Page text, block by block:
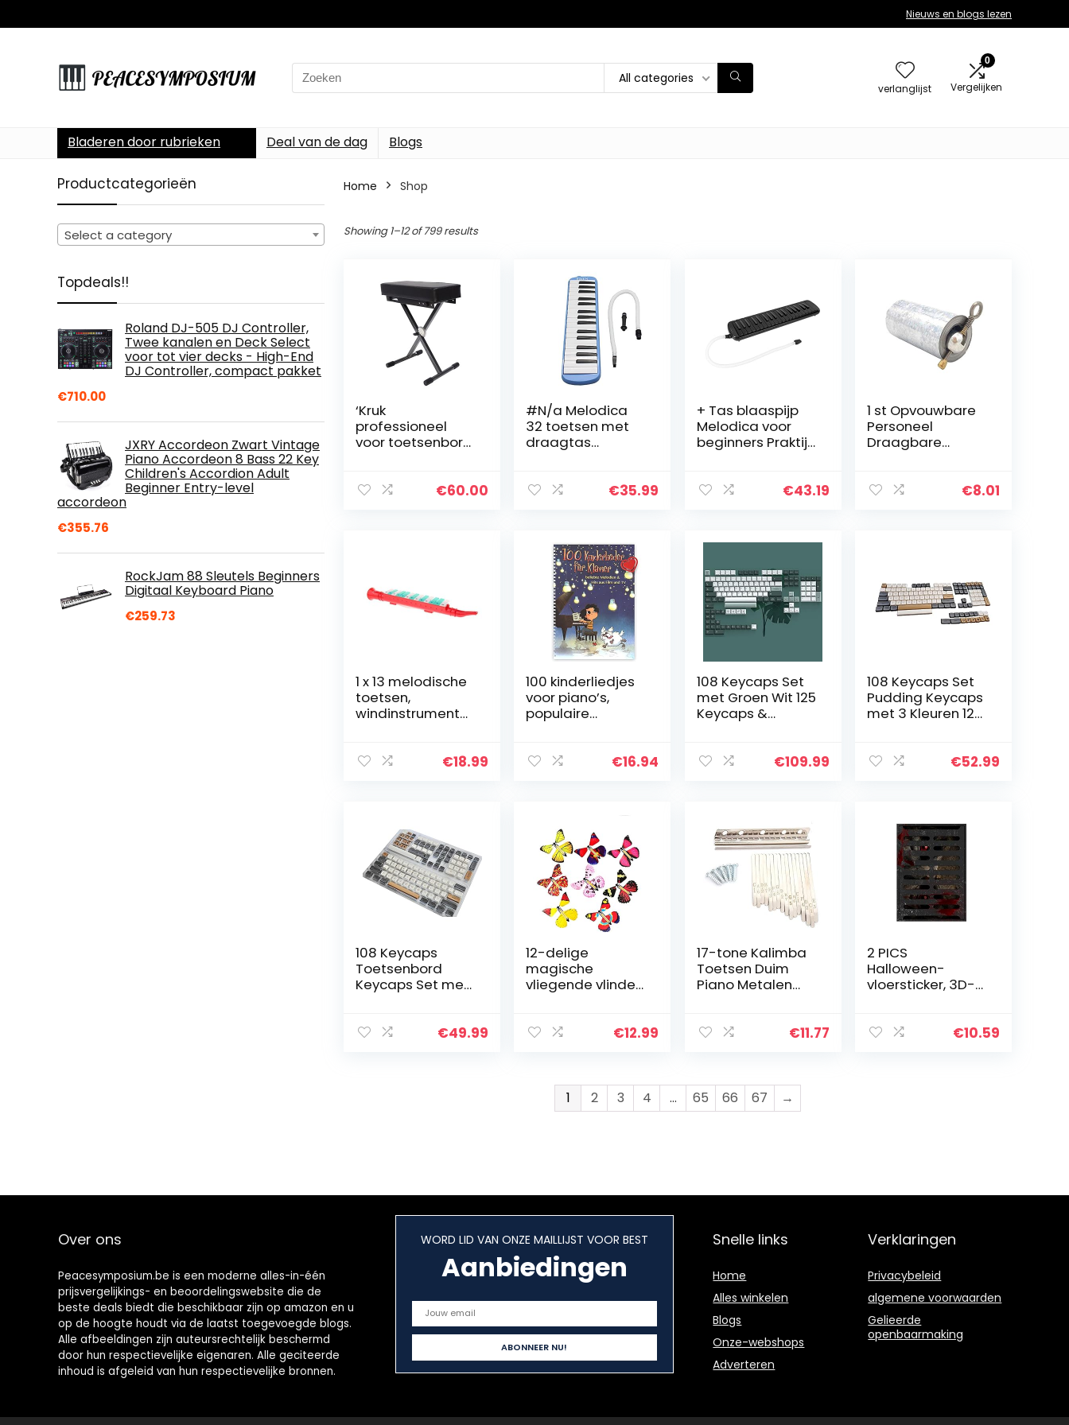
Nieuws en blogs lezen
Search
for:
All categories
verlanglijst
0
Vergelijken
Bladeren door rubrieken Deal van de dag Blogs
Productcategorieën
Select a category
Topdeals!!
Roland DJ-505 DJ Controller,
Twee kanalen en Deck Select
voor tot vier decks - High-End
DJ Controller, compact pakket
€710.00
JXRY Accordeon Zwart Vintage
Piano Accordeon 8 Bass 22 Key
Children's Accordion Adult
Beginner Entry-level
accordeon
€355.76
RockJam 88 Sleutels Beginners
Digitaal Keyboard Piano
€259.73
Home Shop
Showing 1–12 of 799 results
‘Kruk
professioneel
voor toetsenbord
Lock,
€60.00
#N/a Melodica
32 toetsen met
draagtas
groen – blauw
€35.99
+ Tas blaaspijp
Melodica voor
beginners Praktijk
s(black)
€43.19
1 st Opvouwbare
Personeel
Draagbare
Pocket Personeel
€8.01
1 x 13 melodische
toetsen,
windinstrument
s, rood, 440 x 50 x
€18.99
100 kinderliedjes
voor piano’s,
populaire
notities,
muziekclip – ISBN:
9783954561971
€16.94
108 Keycaps Set
met Groen Wit 125
Keycaps &
Effect OEM
€109.99
108 Keycaps Set
Pudding Keycaps
met 3 Kleuren 125
Hoogte Robuust
€52.99
108 Keycaps
Toetsenbord
Keycaps Set met
Keycap Puller DSA
€49.99
12-delige
magische
vliegende vlinder,
vlinderkaart,
cadeaubonnen
(willekeurige
€12.99
17-tone Kalimba
Toetsen Duim
Piano Metalen
Percussie Sleutel
€11.77
2 PICS
Halloween-
vloersticker, 3D-
spookstickers€10.59
1 2 3 4 … 65 66 67 →
Over ons
Peacesymposium.be is een moderne alles-in-één
prijsvergelijkings- en beoordelingswebsite die de
beste deals biedt die beschikbaar zijn op amazon en u
op de hoogte houdt via de laatst toegevoegde blogs.
Alle afbeeldingen zijn auteursrechtelijk beschermd
door hun respectievelijke eigenaren. Alle geciteerde
inhoud is afgeleid van hun respectievelijke bronnen.
WORD LID VAN ONZE MAILLIJST VOOR BEST
Aanbiedingen
Snelle links
Home
Alles winkelen
Blogs
Onze-webshops
Adverteren
Verklaringen
Privacybeleid
algemene voorwaarden
Gelieerde
openbaarmaking